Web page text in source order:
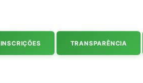
INSCRIÇÕES TRANSPARÊNCIA